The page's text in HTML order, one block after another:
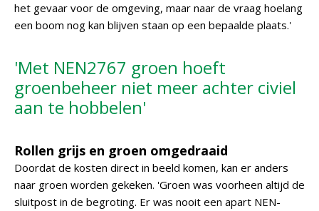
het gevaar voor de omgeving, maar naar de vraag hoelang
een boom nog kan blijven staan op een bepaalde plaats.'
'Met NEN2767 groen hoeft
groenbeheer niet meer achter civiel
aan te hobbelen'
Rollen grijs en groen omgedraaid
Doordat de kosten direct in beeld komen, kan er anders
naar groen worden gekeken. 'Groen was voorheen altijd de
sluitpost in de begroting. Er was nooit een apart NEN-